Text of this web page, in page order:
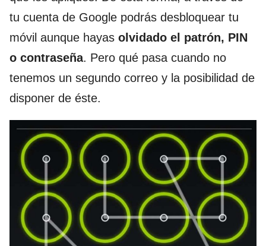
tu cuenta de Google podrás desbloquear tu
móvil aunque hayas olvidado el patrón, PIN
o contraseña. Pero qué pasa cuando no
tenemos un segundo correo y la posibilidad de
disponer de éste.